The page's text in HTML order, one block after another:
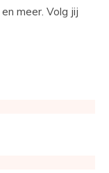
meer. Volg jij